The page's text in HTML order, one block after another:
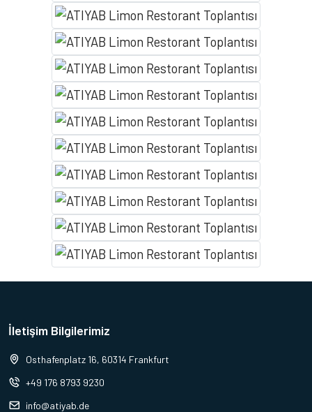
İletişim Bilgilerimiz
Osthafenplatz 16, 60314 Frankfurt
+49 176 8793 9230
info@atiyab.de